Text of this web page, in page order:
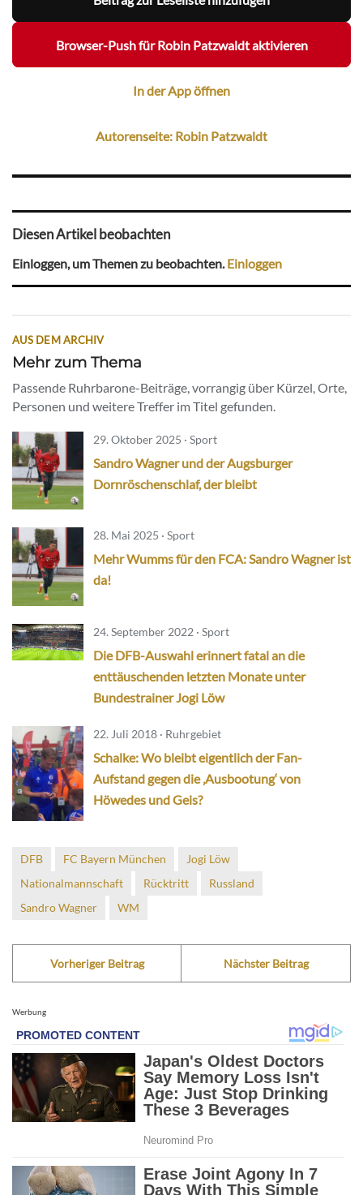
Browser-Push für Robin Patzwaldt aktivieren
In der App öffnen
Autorenseite: Robin Patzwaldt
Diesen Artikel beobachten
Einloggen, um Themen zu beobachten. Einloggen
AUS DEM ARCHIV
Mehr zum Thema
Passende Ruhrbarone-Beiträge, vorrangig über Kürzel, Orte,
Personen und weitere Treffer im Titel gefunden.
29. Oktober 2025 · Sport
Sandro Wagner und der Augsburger
Dornröschenschlaf, der bleibt
28. Mai 2025 · Sport
Mehr Wumms für den FCA: Sandro Wagner ist
da!
24. September 2022 · Sport
Die DFB-Auswahl erinnert fatal an die
enttäuschenden letzten Monate unter
Bundestrainer Jogi Löw
22. Juli 2018 · Ruhrgebiet
Schalke: Wo bleibt eigentlich der Fan-
Aufstand gegen die ‚Ausbootung‘ von
Höwedes und Geis?
DFB FC Bayern München
Jogi Löw
Nationalmannschaft
Rücktritt
Russland
Sandro Wagner
WM
Vorheriger Beitrag Nächster Beitrag
Werbung